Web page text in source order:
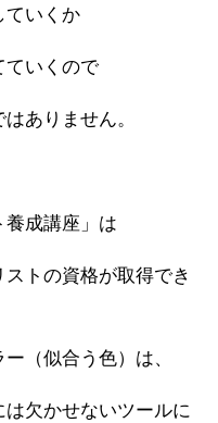
ていくか
ていくので
ありません。
成講座」 は
トの資格が取得でき
（似合う色）は、
欠かせないツールに